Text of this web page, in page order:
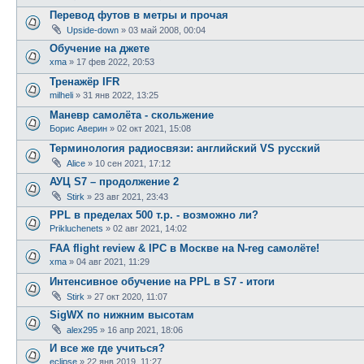
Перевод футов в метры и прочая
Upside-down » 03 май 2008, 00:04
Обучение на джете
xma » 17 фев 2022, 20:53
Тренажёр IFR
milheli » 31 янв 2022, 13:25
Маневр самолёта - скольжение
Борис Аверин » 02 окт 2021, 15:08
Терминология радиосвязи: английский VS русский
Alice » 10 сен 2021, 17:12
АУЦ S7 – продолжение 2
Stirk » 23 авг 2021, 23:43
PPL в пределах 500 т.р. - возможно ли?
Prikluchenets » 02 авг 2021, 14:02
FAA flight review & IPC в Москве на N-reg самолёте!
xma » 04 авг 2021, 11:29
Интенсивное обучение на PPL в S7 - итоги
Stirk » 27 окт 2020, 11:07
SigWX по нижним высотам
alex295 » 16 апр 2021, 18:06
И все же где учиться?
eclipse » 22 янв 2019, 11:27